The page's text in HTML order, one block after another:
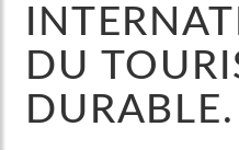
DU
DURABLE.